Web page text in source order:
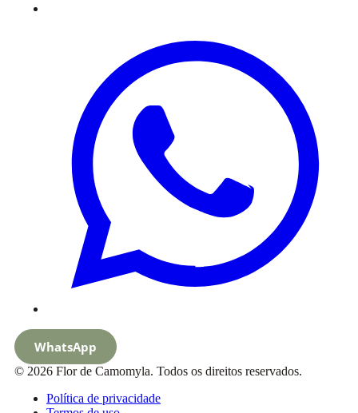
WhatsApp
© 2026 Flor de Camomyla. Todos os direitos reservados.
Política de privacidade